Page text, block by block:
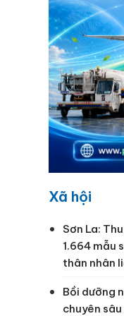
Xã hội
Sơn La:
1.664 mẫu
thân nhân
Bồi dưỡng
chuyên